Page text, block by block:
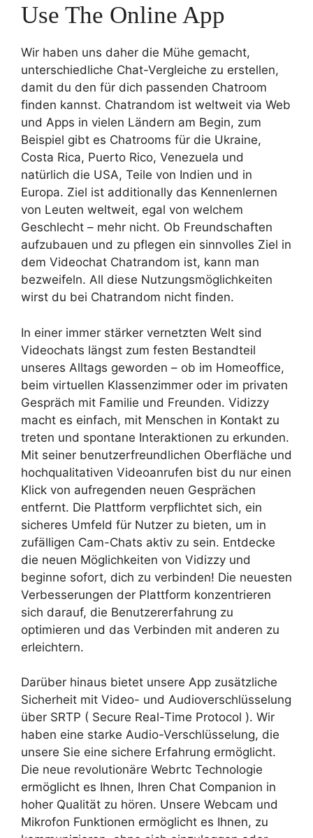
Use The Online App
Wir haben uns daher die Mühe gemacht,
unterschiedliche Chat-Vergleiche zu erstellen,
damit du den für dich passenden Chatroom
finden kannst. Chatrandom ist weltweit via Web
und Apps in vielen Ländern am Begin, zum
Beispiel gibt es Chatrooms für die Ukraine,
Costa Rica, Puerto Rico, Venezuela und
natürlich die USA, Teile von Indien und in
Europa. Ziel ist additionally das Kennenlernen
von Leuten weltweit, egal von welchem
Geschlecht – mehr nicht. Ob Freundschaften
aufzubauen und zu pflegen ein sinnvolles Ziel in
dem Videochat Chatrandom ist, kann man
bezweifeln. All diese Nutzungsmöglichkeiten
wirst du bei Chatrandom nicht finden.
In einer immer stärker vernetzten Welt sind
Videochats längst zum festen Bestandteil
unseres Alltags geworden – ob im Homeoffice,
beim virtuellen Klassenzimmer oder im privaten
Gespräch mit Familie und Freunden. Vidizzy
macht es einfach, mit Menschen in Kontakt zu
treten und spontane Interaktionen zu erkunden.
Mit seiner benutzerfreundlichen Oberfläche und
hochqualitativen Videoanrufen bist du nur einen
Klick von aufregenden neuen Gesprächen
entfernt. Die Plattform verpflichtet sich, ein
sicheres Umfeld für Nutzer zu bieten, um in
zufälligen Cam-Chats aktiv zu sein. Entdecke
die neuen Möglichkeiten von Vidizzy und
beginne sofort, dich zu verbinden! Die neuesten
Verbesserungen der Plattform konzentrieren
sich darauf, die Benutzererfahrung zu
optimieren und das Verbinden mit anderen zu
erleichtern.
Darüber hinaus bietet unsere App zusätzliche
Sicherheit mit Video- und Audioverschlüsselung
über SRTP ( Secure Real-Time Protocol ). Wir
haben eine starke Audio-Verschlüsselung, die
unsere Sie eine sichere Erfahrung ermöglicht.
Die neue revolutionäre Webrtc Technologie
ermöglicht es Ihnen, Ihren Chat Companion in
hoher Qualität zu hören. Unsere Webcam und
Mikrofon Funktionen ermöglicht es Ihnen, zu